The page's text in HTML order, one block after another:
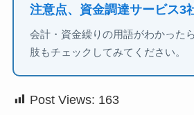
注意点、資金調達サービス3
会計・資金繰りの用語がわかった
肢もチェックしてみてください。
Post Views: 163